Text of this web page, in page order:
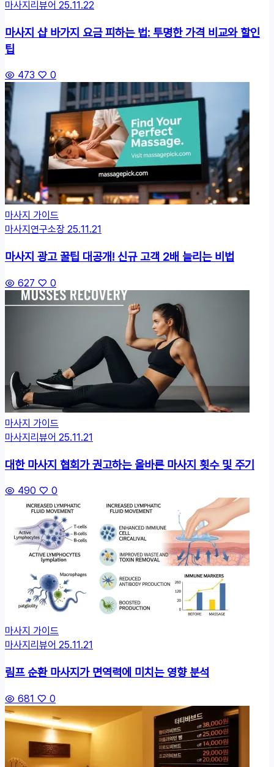
마사지리뷰어 25.11.22
마사지 샵 바가지 요금 피하는 법: 투명한 가격 비교와 할인
팁
473 0
마사지 가이드
마사지연구소장25.11.21
마사지 광고 꿀팁 대공개! 신규 고객 2배 늘리는 비법
627 0
마사지 가이드
마사지리뷰어 25.11.21
대한 마사지 협회가 권고하는 올바른 마사지 횟수 및 주기
490 0
마사지 가이드
마사지리뷰어 25.11.21
림프 순환 마사지가 면역력에 미치는 영향 분석
681 0